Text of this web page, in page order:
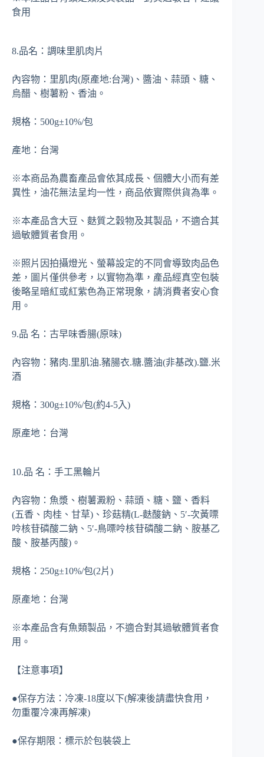
食用
8.品名：調味里肌肉片
內容物：里肌肉(原產地:台灣)、醬油、蒜頭、糖、
烏醋、樹薯粉、香油。
規格：500g±10%/包
產地：台灣
※本商品為農畜產品會依其成長、個體大小而有差
異性，油花無法呈均一性，商品依實際供貨為準。
※本產品含大豆、麩質之穀物及其製品，不適合其
過敏體質者食用。
※照片因拍攝燈光、螢幕設定的不同會導致肉品色
差，圖片僅供參考，以實物為準，產品經真空包裝
後略呈暗紅或紅紫色為正常現象，請消費者安心食
用。
9.品 名：古早味香腸(原味)
內容物：豬肉.里肌油.豬腸衣.糖.醬油(非基改).鹽.米
酒
規格：300g±10%/包(約4-5入)
原產地：台灣
10.品 名：手工黑輪片
內容物：魚漿、樹薯澱粉、蒜頭、糖、鹽、香料
(五香、肉桂、甘草)、珍菇精(L-麩酸鈉、5′-次黃嘌
呤核苷磷酸二鈉、5′-鳥嘌呤核苷磷酸二鈉、胺基乙
酸、胺基丙酸)。
規格：250g±10%/包(2片)
原產地：台灣
※本產品含有魚類製品，不適合對其過敏體質者食
用。
【注意事項】
●保存方法：冷凍-18度以下(解凍後請盡快食用，
勿重覆冷凍再解凍)
●保存期限：標示於包裝袋上